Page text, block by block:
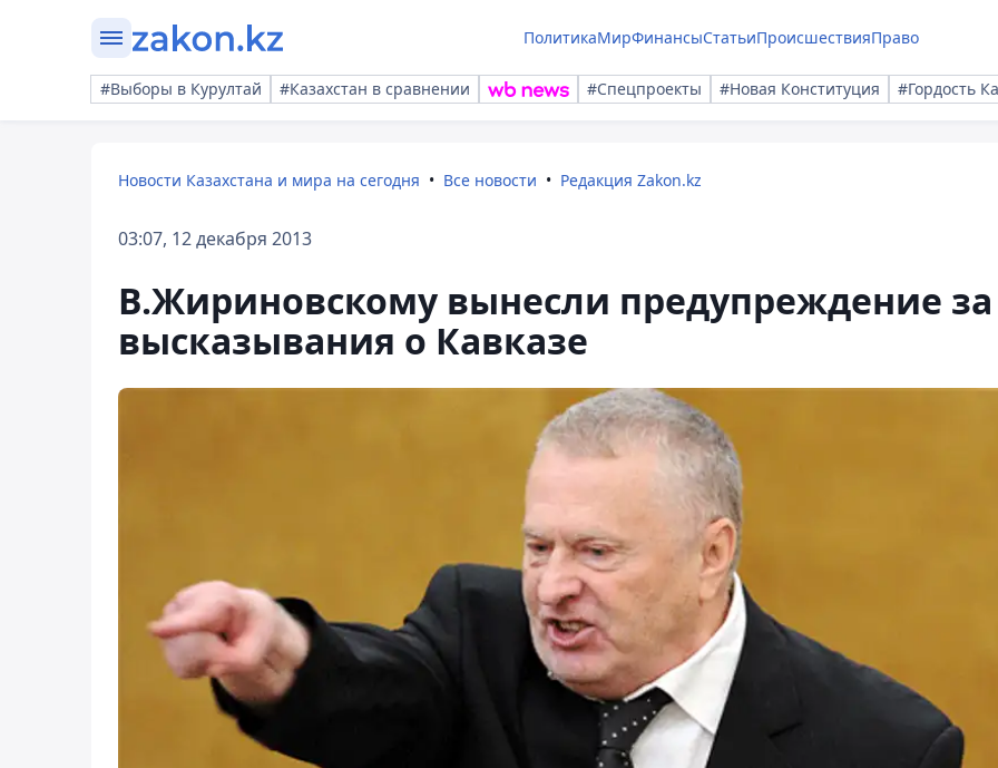
ПолитикаМирФинансыСтатьиПроисшествияПраво
#Выборы в Курултай #Казахстан в сравнении #Спецпроекты #Новая Конституция #Гордость
Новости Казахстана и мира на сегодня Все новости Редакция Zakon.kz
03:07, 12 декабря 2013
В.Жириновскому вынесли предупреждение за
высказывания о Кавказе